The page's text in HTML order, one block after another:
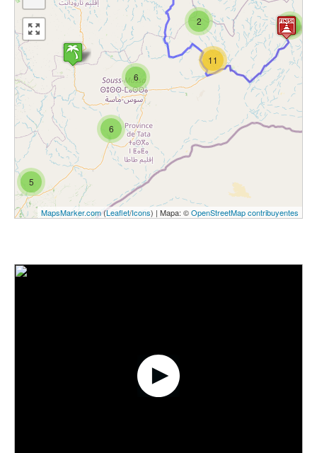
6
5
6
2
11
4
MapsMarker.com(Leaflet/Icons) | Mapa: ©OpenStreetMap contribuyentes